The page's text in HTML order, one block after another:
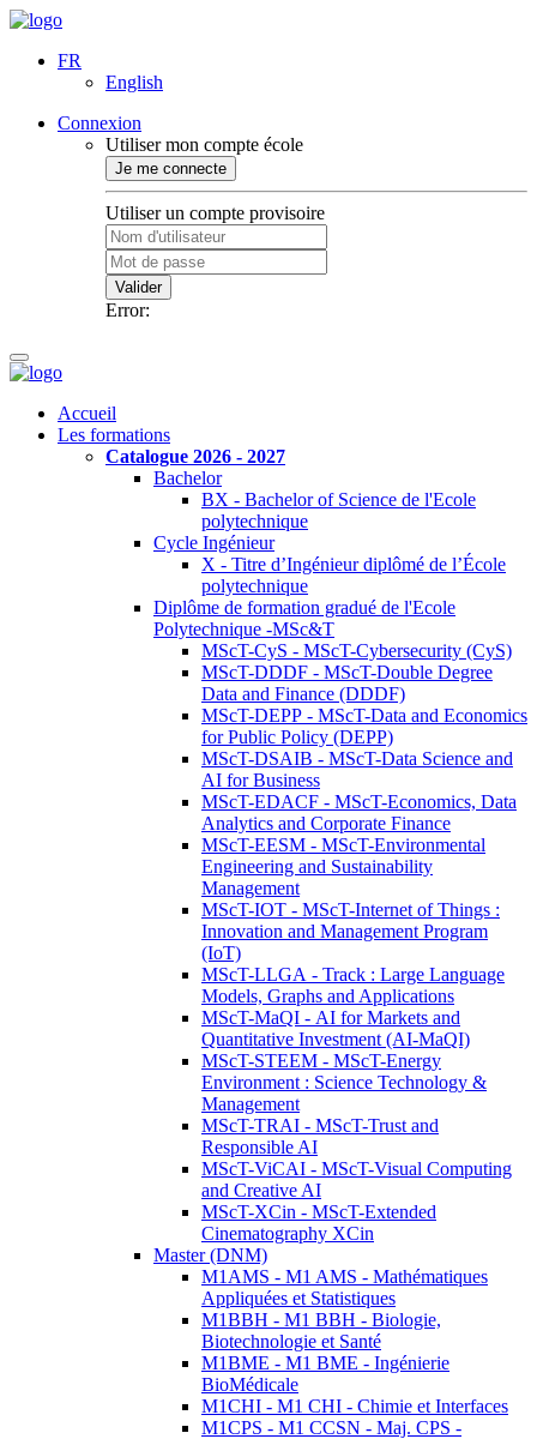
FR
English
Connexion
Utiliser mon compte école
Je me connecte
Utiliser un compte provisoire
Valider
Error:
Accueil
Les formations
Catalogue 2026 - 2027
Bachelor
BX - Bachelor of Science de l'Ecole
polytechnique
Cycle Ingénieur
X - Titre d’Ingénieur diplômé de l’École
polytechnique
Diplôme de formation gradué de l'Ecole
Polytechnique -MSc&T
MScT-CyS - MScT-Cybersecurity (CyS)
MScT-DDDF - MScT-Double Degree
Data and Finance (DDDF)
MScT-DEPP - MScT-Data and Economics
for Public Policy (DEPP)
MScT-DSAIB - MScT-Data Science and
AI for Business
MScT-EDACF - MScT-Economics, Data
Analytics and Corporate Finance
MScT-EESM - MScT-Environmental
Engineering and Sustainability
Management
MScT-IOT - MScT-Internet of Things :
Innovation and Management Program
(IoT)
MScT-LLGA - Track : Large Language
Models, Graphs and Applications
MScT-MaQI - AI for Markets and
Quantitative Investment (AI-MaQI)
MScT-STEEM - MScT-Energy
Environment : Science Technology &
Management
MScT-TRAI - MScT-Trust and
Responsible AI
MScT-ViCAI - MScT-Visual Computing
and Creative AI
MScT-XCin - MScT-Extended
Cinematography XCin
Master (DNM)
M1AMS - M1 AMS - Mathématiques
Appliquées et Statistiques
M1BBH - M1 BBH - Biologie,
Biotechnologie et Santé
M1BME - M1 BME - Ingénierie
BioMédicale
M1CHI - M1 CHI - Chimie et Interfaces
M1CPS - M1 CCSN - Maj. CPS -